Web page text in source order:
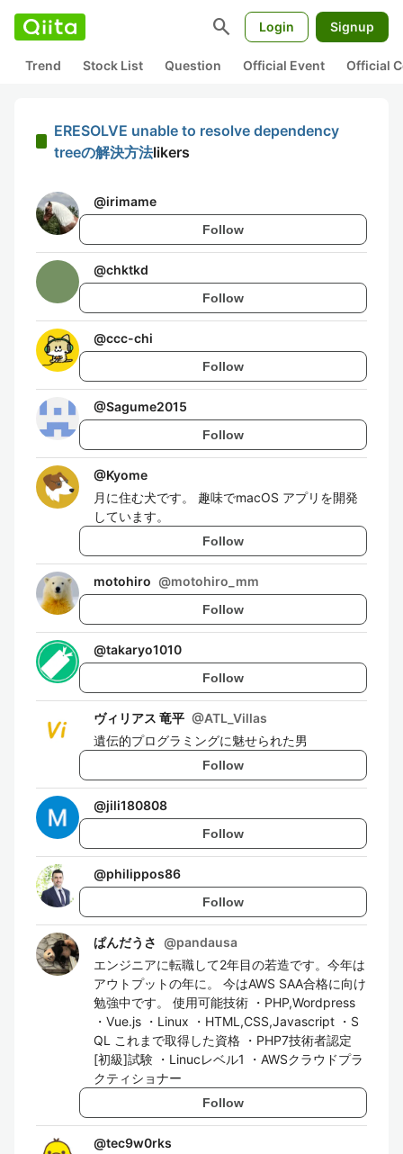
search Login Signup
Trend Stock List Question Official Event Official
ERESOLVE unable to resolve dependency
treeの解決方法likers
@irimame
Follow
@chktkd
Follow
@ccc-chi
Follow
@Sagume2015
Follow
@Kyome
月に住む犬です。 趣味でmacOS アプリを開発
しています。
Follow
motohiro @motohiro_mm
Follow
@takaryo1010
Follow
ヴィリアス 竜平 @ATL_Villas
遺伝的プログラミングに魅せられた男
Follow
@jili180808
Follow
@philippos86
Follow
ぱんだうさ @pandausa
エンジニアに転職して2年目の若造です。今年は
アウトプットの年に。 今はAWS SAA合格に向け
勉強中です。 使用可能技術 ・PHP,Wordpress
・Vue.js ・Linux ・HTML,CSS,Javascript ・S
QL これまで取得した資格 ・PHP7技術者認定
[初級]試験 ・Linucレベル1 ・AWSクラウドプラ
クティショナー
Follow
@tec9w0rks